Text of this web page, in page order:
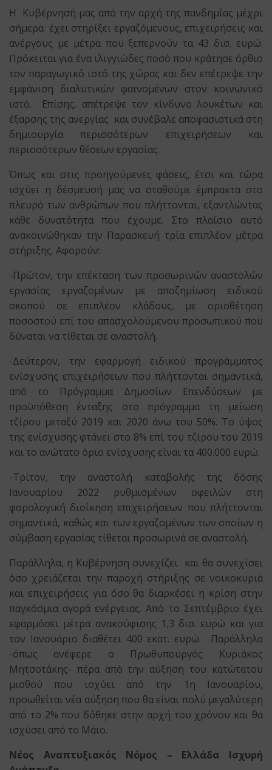
Η Κυβέρνησή μας από την αρχή της πανδημίας μέχρι
σήμερα έχει στηρίξει εργαζόμενους, επιχειρήσεις και
ανέργους με μέτρα που ξεπερνούν τα 43 δισ. ευρώ.
Πρόκειται για ένα ιλιγγιώδες ποσό που κράτησε όρθιο
τον παραγωγικό ιστό της χώρας και δεν επέτρεψε την
εμφάνιση διαλυτικών φαινομένων στον κοινωνικό
ιστό. Επίσης, απέτρεψε τον κίνδυνο λουκέτων και
έξαρσης της ανεργίας και συνέβαλε αποφασιστικά στη
δημιουργία περισσότερων επιχειρήσεων και
περισσότερων θέσεων εργασίας.
Όπως και στις προηγούμενες φάσεις, έτσι και τώρα
ισχύει η δέσμευσή μας να σταθούμε έμπρακτα στο
πλευρό των ανθρώπων που πλήττονται, εξαντλώντας
κάθε δυνατότητα που έχουμε. Στο πλαίσιο αυτό
ανακοινώθηκαν την Παρασκευή τρία επιπλέον μέτρα
στήριξης. Αφορούν:
-Πρώτον, την επέκταση των προσωρινών αναστολών
εργασίας εργαζομένων με αποζημίωση ειδικού
σκοπού σε επιπλέον κλάδους, με οριοθέτηση
ποσοστού επί του απασχολούμενου προσωπικού που
δύναται να τίθεται σε αναστολή.
-Δεύτερον, την εφαρμογή ειδικού προγράμματος
ενίσχυσης επιχειρήσεων που πλήττονται σημαντικά,
από το Πρόγραμμα Δημοσίων Επενδύσεων με
προϋπόθεση ένταξης στο πρόγραμμα τη μείωση
τζίρου μεταξύ 2019 και 2020 άνω του 50%. Το ύψος
της ενίσχυσης φτάνει στο 8% επί του τζίρου του 2019
και το ανώτατο όριο ενίσχυσης είναι τα 400.000 ευρώ.
-Τρίτον, την αναστολή καταβολής της δόσης
Ιανουαρίου 2022 ρυθμισμένων οφειλών στη
φορολογική διοίκηση επιχειρήσεων που πλήττονται
σημαντικά, καθώς και των εργαζομένων των οποίων η
σύμβαση εργασίας τίθεται προσωρινά σε αναστολή.
Παράλληλα, η Κυβέρνηση συνεχίζει και θα συνεχίσει
όσο χρειάζεται την παροχή στήριξης σε νοικοκυριά
και επιχειρήσεις για όσο θα διαρκέσει η κρίση στην
παγκόσμια αγορά ενέργειας. Από το Σεπτέμβριο έχει
εφαρμόσει μέτρα ανακούφισης 1,3 δισ. ευρώ και για
τον Ιανουάριο διαθέτει 400 εκατ. ευρώ. Παράλληλα
-όπως ανέφερε ο Πρωθυπουργός Κυριάκος
Μητσοτάκης- πέρα από την αύξηση του κατώτατου
μισθού που ισχύει από την 1η Ιανουαρίου,
προωθείται νέα αύξηση που θα είναι πολύ μεγαλύτερη
από το 2% που δόθηκε στην αρχή του χρόνου και θα
ισχύσει από το Μάιο.
Νέος Αναπτυξιακός Νόμος – Ελλάδα Ισχυρή